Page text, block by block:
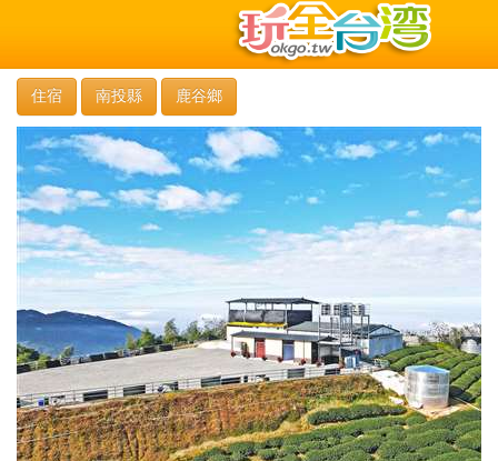
住宿 南投縣 鹿谷鄉